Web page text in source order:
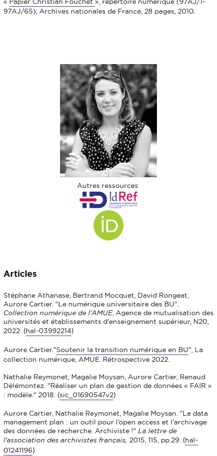
97AJ/65), Archives nationales de France, 28 pages, 2010.
Autres ressources
Articles
Stéphane Athanase, Bertrand Mocquet, David Rongeat,
Aurore Cartier. "Le numérique universitaire des BU".
Collection numérique de l’AMUE, Agence de mutualisation des
universités et établissements d'enseignement supérieur, N20,
2022. ⟨hal-03992214⟩
Aurore Cartier."Soutenir la transition numérique en BU", La
collection numérique, AMUE. Rétrospective 2022.
Nathalie Reymonet, Magalie Moysan, Aurore Cartier, Renaud
Délémontez. "Réaliser un plan de gestion de données « FAIR »
: modèle." 2018. ⟨sic_01690547v2⟩
Aurore Cartier, Nathalie Reymonet, Magalie Moysan. "Le data
management plan : un outil pour l’open access et l’archivage
des données de recherche. Archiviste !" La lettre de
l'association des archivistes français, 2015, 115, pp.29. ⟨hal-
01241196⟩